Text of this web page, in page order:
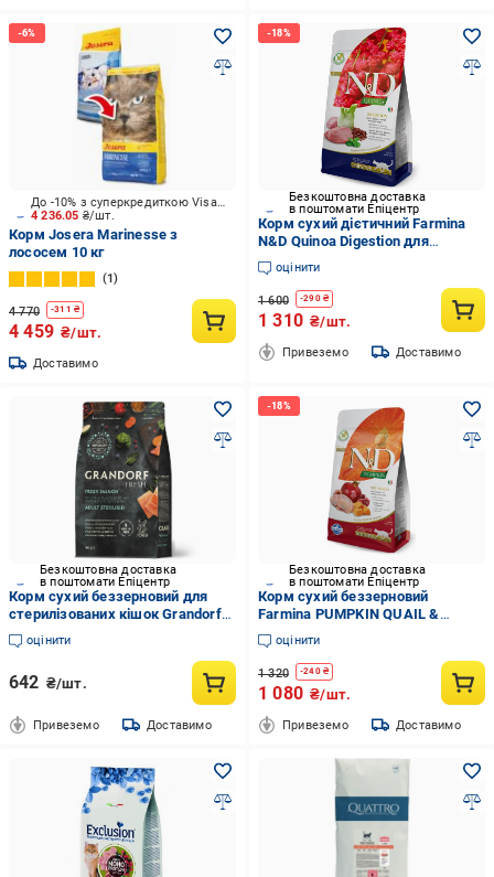
4 236.05 ₴/шт.
До -10% з суперкредиткою Visa Вигода
Корм Josera Marinesse з
лососем 10 кг
1
4 770 -311 ₴
4 459 ₴/шт.
Доставимо
Безкоштовна доставка
в поштомати Епіцентр
Корм сухий дієтичний Farmina
N&D Quinoa Digestion для
дорослих кішок при порушеннях
травлення ягнят та кіноа 1,5 кг
оцінити
1 600 -290₴
1 310 ₴/шт.
Привеземо Доставимо
Безкоштовна доставка
в поштомати Епіцентр
Корм сухий беззерновий для
стерилізованих кішок Grandorf
FRESH SALMON & SWEET
POTATO CAT STERILISED лосось
оцінити
642 ₴/шт.
Привеземо Доставимо
Безкоштовна доставка
в поштомати Епіцентр
Корм сухий беззерновий
Farmina PUMPKIN QUAIL &
POMEGRANATE NEUTERED для
стерилізованих кішок з
перепелом та гарбузом 1,5 кг
(34174784)
оцінити
1 320 -240₴
1 080 ₴/шт.
Привеземо Доставимо